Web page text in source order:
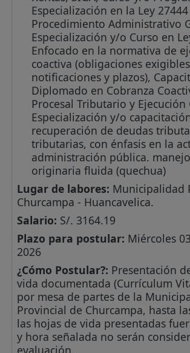
Especialización en la Ley
Procedimiento Administrativo
Especialización y/o Curso en
Enfocado en la normativa de
coactiva (obligaciones
notificaciones y plazos),
Diplomado en Cobranza
Procesal Tributario y Ejecución
Especialización y/o
recuperación de deudas
tributarias, con énfasis en la
administración pública.
originaria fluida (quechua)
Lugar de labores: Municipalidad
Churcampa - Huancavelica.
Salario: S/. 3164.19
Plazo para postular: Miércoles
2026
¿Cómo Postular?: Presentación
vida documentada (Currículum
por mesa de partes de la
Provincial de Churcampa, hasta
las hojas de vida presentadas
y hora señalada no serán
evaluación.